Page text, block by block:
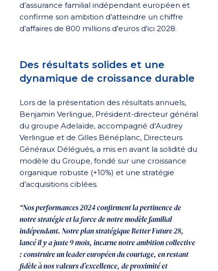
d’assurance familial indépendant européen et
confirme son ambition d’atteindre un chiffre
d’affaires de 800 millions d’euros d’ici 2028.
Des résultats solides et une
dynamique de croissance durable
Lors de la présentation des résultats annuels,
Benjamin Verlingue, Président-directeur général
du groupe Adelaïde, accompagné d’Audrey
Verlingue et de Gilles Bénéplanc, Directeurs
Généraux Délégués, a mis en avant la solidité du
modèle du Groupe, fondé sur une croissance
organique robuste (+10%) et une stratégie
d’acquisitions ciblées.
“Nos performances 2024 confirment la pertinence de
notre stratégie et la force de notre modèle familial
indépendant. Notre plan stratégique Better Future 28,
lancé il y a juste 9 mois, incarne notre ambition collective
: construire un leader européen du courtage, en restant
fidèle à nos valeurs d’excellence, de proximité et